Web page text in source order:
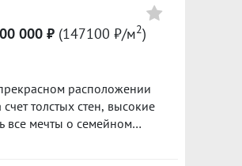
₽/м²
000 ₽ (147100 ₽/м2)
расположении
все мечты о семейном